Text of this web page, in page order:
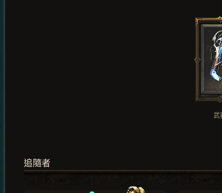
武
追隨者